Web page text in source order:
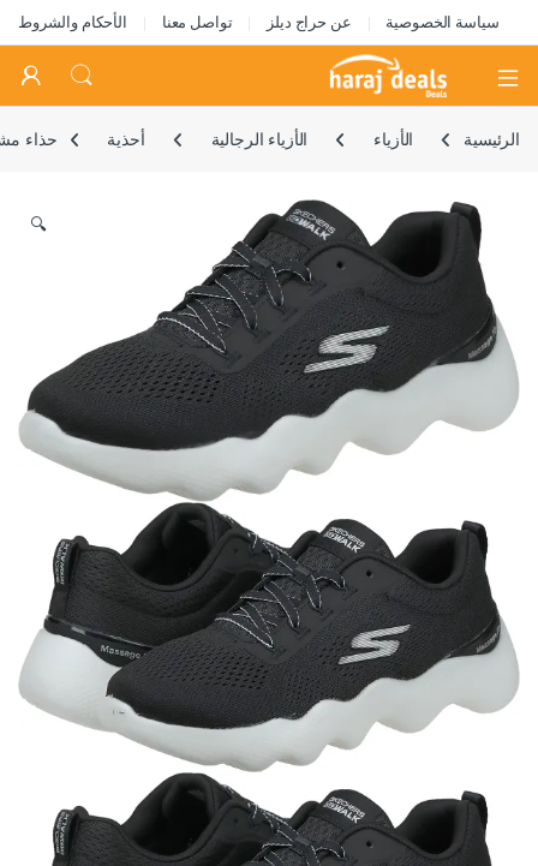
سياسة الخصوصية عن حراج ديلز تواصل معنا الأحكام والشروط
Open
الرئيسية الأزياء الأزياء الرجالية أحذية حذاء
🔍